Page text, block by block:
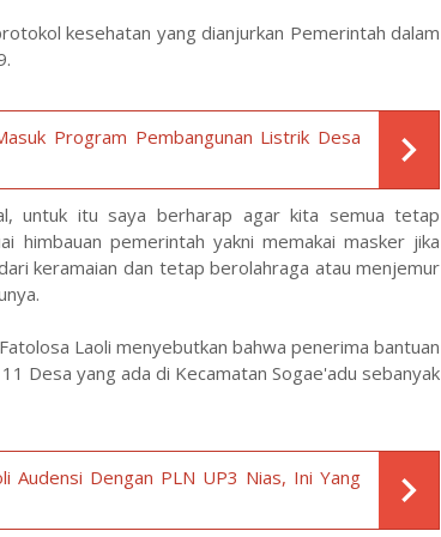
kesehatan yang dianjurkan Pemerintah dalam
Program Pembangunan Listrik Desa
untuk itu saya berharap agar kita semua tetap
himbauan pemerintah yakni memakai masker jika
keramaian dan tetap berolahraga atau menjemur
Laoli menyebutkan bahwa penerima bantuan
Desa yang ada di Kecamatan Sogae'adu sebanyak
Audensi Dengan PLN UP3 Nias, Ini Yang